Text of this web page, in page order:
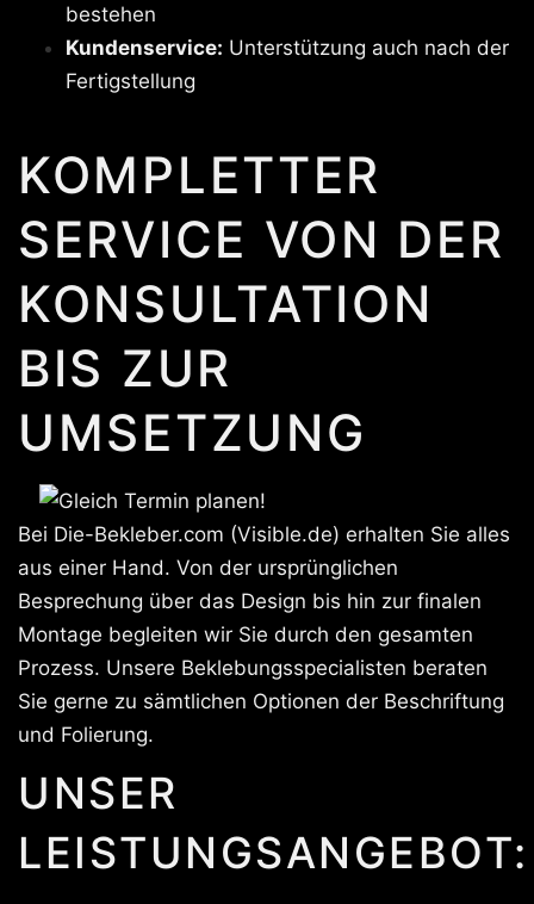
bestehen
Kundenservice: Unterstützung auch nach der
Fertigstellung
KOMPLETTER
SERVICE VON DER
KONSULTATION
BIS ZUR
UMSETZUNG
Bei Die-Bekleber.com (Visible.de) erhalten Sie alles
aus einer Hand. Von der ursprünglichen
Besprechung über das Design bis hin zur finalen
Montage begleiten wir Sie durch den gesamten
Prozess. Unsere Beklebungsspecialisten beraten
Sie gerne zu sämtlichen Optionen der Beschriftung
und Folierung.
UNSER
LEISTUNGSANGEBOT: